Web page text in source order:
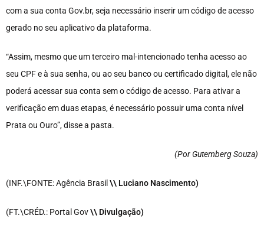
com a sua conta Gov.br, seja necessário inserir um código de acesso
gerado no seu aplicativo da plataforma.
“Assim, mesmo que um terceiro mal-intencionado tenha acesso ao
seu CPF e à sua senha, ou ao seu banco ou certificado digital, ele não
poderá acessar sua conta sem o código de acesso. Para ativar a
verificação em duas etapas, é necessário possuir uma conta nível
Prata ou Ouro”, disse a pasta.
(Por Gutemberg Souza)
(INF.\FONTE: Agência Brasil \\ Luciano Nascimento)
(FT.\CRÉD.: Portal Gov\\ Divulgação)